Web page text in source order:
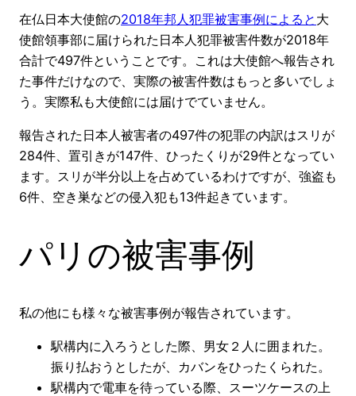
在仏日本大使館の2018年邦人犯罪被害事例によると 大
使館領事部に届けられた日本人犯罪被害件数が2018年
合計で497件ということです。これは大使館へ報告され
た事件だけなので、実際の被害件数はもっと多いでしょ
う。実際私も大使館には届けでていません。
報告された日本人被害者の497件の犯罪の内訳はスリが
284件、置引きが147件、ひったくりが29件となってい
ます。スリが半分以上を占めているわけですが、強盗も
6件、空き巣などの侵入犯も13件起きています。
パリの被害事例
私の他にも様々な被害事例が報告されています。
駅構内に入ろうとした際、男女２人に囲まれた。
振り払おうとしたが、カバンをひったくられた。
駅構内で電車を待っている際、スーツケースの上